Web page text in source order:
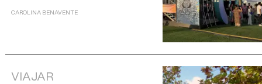
CAROLINA BENAVENTE
VIAJAR